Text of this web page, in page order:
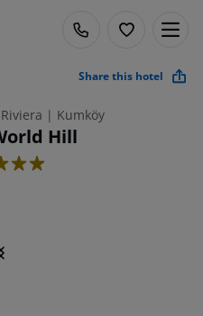
Share this hotel
| Kumköy
Hill